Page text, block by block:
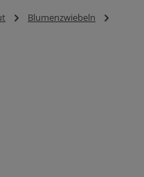
Blumenzwiebeln